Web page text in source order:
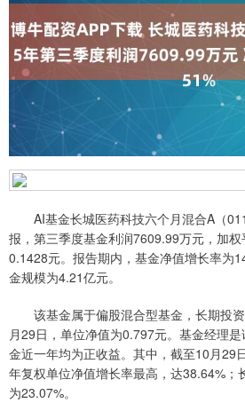
AI基金长城医药科技六个月混合A（
报，第三季度基金利润7609.99万元，加
0.1428元。报告期内，基金净值增长率为
金规模为4.21亿元。
该基金属于偏股混合型基金，长期投资
月29日，单位净值为0.797元。基金经理
金近一年均为正收益。其中，截至10月29
年复权单位净值增长率最高，达38.64%；
为23.07%。